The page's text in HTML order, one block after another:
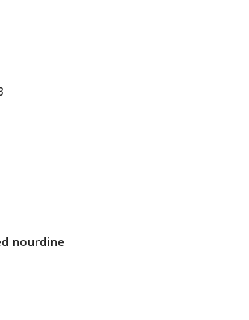
nourdine